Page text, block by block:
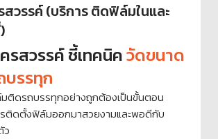
สวรรค์ (บริการ ติดฟิล์มในและ
รสวรรค์ ชี้เทคนิควัดขนาด
รรทุก
ติดรถบรรทุกอย่างถูกต้องเป็นขั้นตอน
ติดตั้งฟิล์มออกมาสวยงามและพอดีกับ
ว